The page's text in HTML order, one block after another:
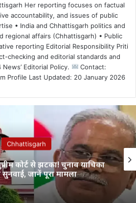
Her reporting focuses on factual
accountability, and issues of public
• India and Chhattisgarh politics and
regional affairs (Chhattisgarh) • Public
reporting Editorial Responsibility Priti
checking and editorial standards and
Editorial Policy.
Contact:
Profile Last Updated: 20 January 2026
Chhattisgarh
कोर्ट से झटका! चुनाव याचिका
सुनवाई, जानें पूरा मामला